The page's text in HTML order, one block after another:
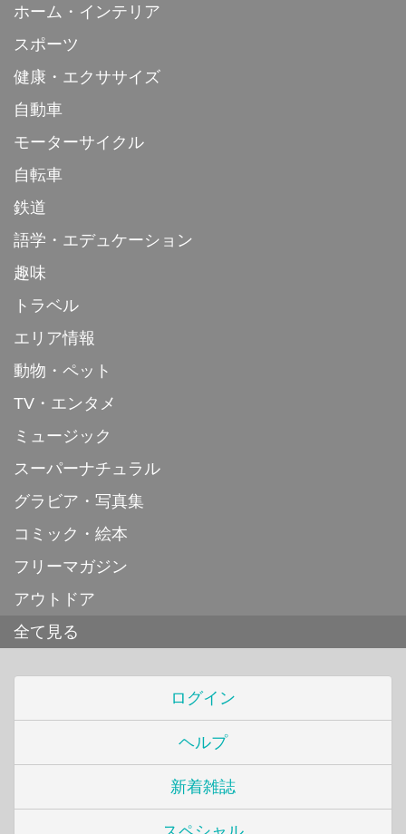
ホーム・インテリア
スポーツ
健康・エクササイズ
自動車
モーターサイクル
自転車
鉄道
語学・エデュケーション
趣味
トラベル
エリア情報
動物・ペット
TV・エンタメ
ミュージック
スーパーナチュラル
グラビア・写真集
コミック・絵本
フリーマガジン
アウトドア
全て見る
ログイン
ヘルプ
新着雑誌